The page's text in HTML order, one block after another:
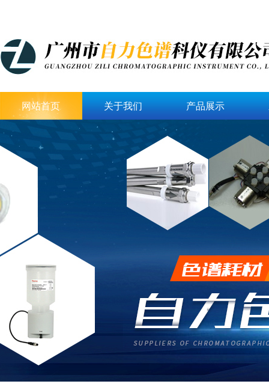
网站首页 关于我们 产品展示